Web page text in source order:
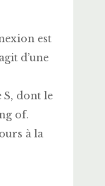
est
d’une
S, dont le
of.
à la